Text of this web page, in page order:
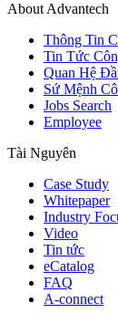
About Advantech
Thông Tin
Tin Tức
Quan Hệ
Sứ Mệnh
Jobs Search
Employee
Tài Nguyên
Case Study
Whitepaper
Industry
Video
Tin tức
eCatalog
FAQ
A-connect